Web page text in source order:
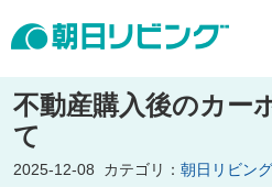
不動産購入後のカー
て
2025-12-08 カテゴリ： 朝日リビン